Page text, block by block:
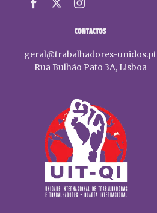
CONTACTOS
geral@trabalhadores-unidos.pt
Rua Bulhão Pato 3A, Lisboa